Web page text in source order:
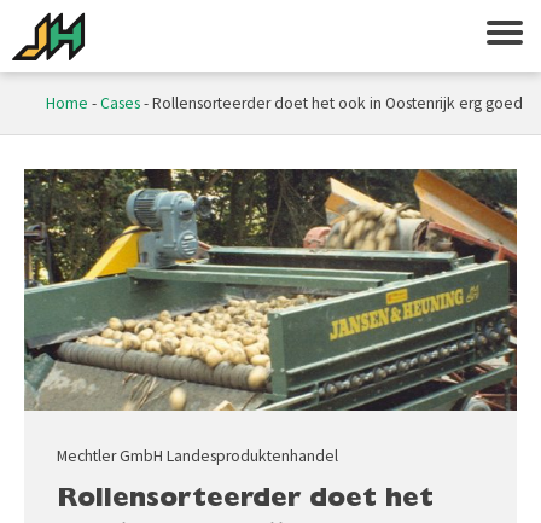
Home -Cases-Rollensorteerder doet het ook in Oostenrijk erg goed
Mechtler GmbH Landesproduktenhandel
Rollensorteerder doet het